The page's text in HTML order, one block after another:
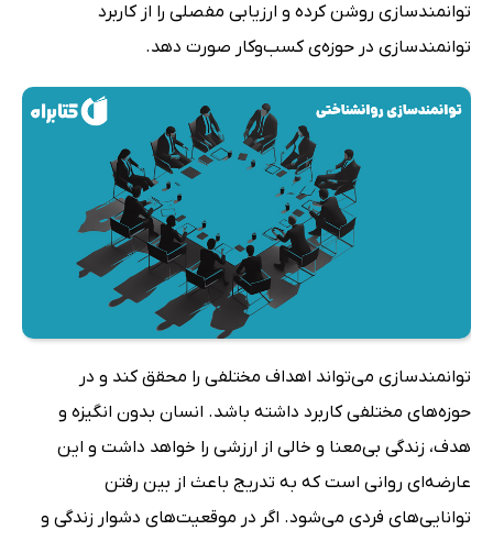
توانمندسازی روشن کرده و ارزیابی مفصلی را از کاربرد
توانمندسازی در حوزه‌ی کسب‌وکار صورت دهد.
توانمندسازی می‌تواند اهداف مختلفی را محقق کند و در
حوزه‌های مختلفی کاربرد داشته باشد. انسان بدون انگیزه و
هدف، زندگی بی‌معنا و خالی از ارزشی را خواهد داشت و این
عارضه‌ای روانی است که به تدریج باعث از بین رفتن
توانایی‌های فردی می‌شود. اگر در موقعیت‌های دشوار زندگی و